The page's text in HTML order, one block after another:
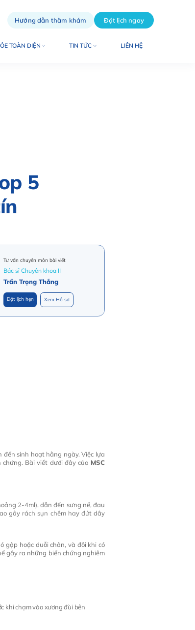
Hướng dẫn thăm khám Đặt lịch ngay
TOÀN DIỆN TIN TỨC LIÊN HỆ
5
Tư vấn chuyên môn bài viết
Bác sĩ Chuyên khoa II
Trần Trọng Thắng
Đặt lịch hẹn Xem Hồ sơ
sinh hoạt hằng ngày. Việc lựa
Bài viết dưới đây của MSC
2-4ml), dẫn đến sưng nề, đau
gây rách sụn chêm hay đứt dây
gập hoặc duỗi chân, và đôi khi có
gây ra những biến chứng nghiêm
khi chạm vào xương đùi bên